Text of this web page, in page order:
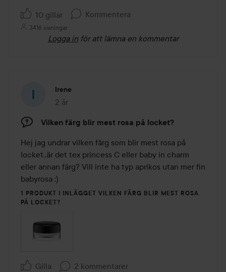
10 gillar Kommentera
3416 visningar
Logga in för att lämna en kommentar
Irene
2 år
Inlägget skapades 2 år
Vilken färg blir mest rosa på locket?
Hej jag undrar vilken färg som blir mest rosa på
locket..är det tex princess C eller baby in charm
eller annan färg? Vill inte ha typ aprikos utan mer fin
babyrosa :)
1 PRODUKT I INLÄGGET VILKEN FÄRG BLIR MEST ROSA
PÅ LOCKET?
Gilla 2 kommentarer